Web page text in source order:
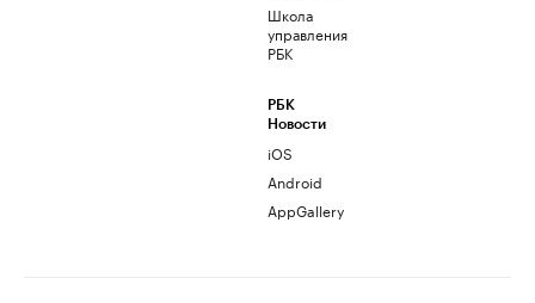
Школа
управления
РБК
РБК
Новости
iOS
Android
AppGallery